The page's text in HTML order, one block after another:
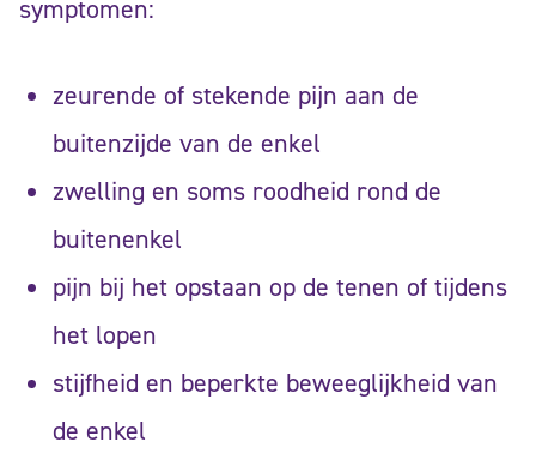
symptomen:
zeurende of stekende pijn aan de
buitenzijde van de enkel
zwelling en soms roodheid rond de
buitenenkel
pijn bij het opstaan op de tenen of tijdens
het lopen
stijfheid en beperkte beweeglijkheid van
de enkel